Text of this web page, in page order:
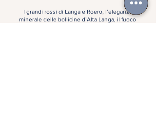
I grandi rossi di Langa e Roero, l’eleganza
minerale delle bollicine d’Alta Langa, il fuoco